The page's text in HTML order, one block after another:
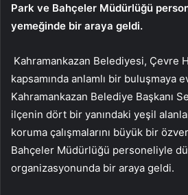
Park ve Bahçeler Müdürlüğü
yemeğinde bir araya geldi.
Kahramankazan Belediyesi, Çevre
kapsamında anlamlı bir buluşmaya
Kahramankazan Belediye Başkanı
ilçenin dört bir yanındaki yeşil
koruma çalışmalarını büyük bir
Bahçeler Müdürlüğü personeliyle
organizasyonunda bir araya geldi.